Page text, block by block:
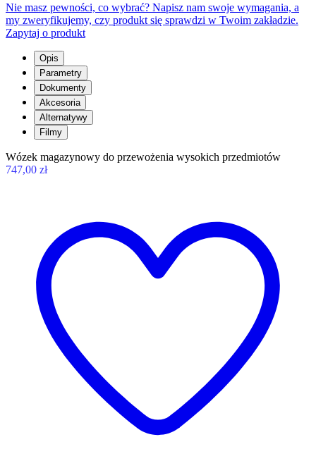
Nie masz pewności, co wybrać? Napisz nam swoje wymagania, a
my zweryfikujemy, czy produkt się sprawdzi w Twoim zakładzie.
Zapytaj o produkt
Opis
Parametry
Dokumenty
Akcesoria
Alternatywy
Filmy
Wózek magazynowy do przewożenia wysokich przedmiotów
747,00 zł